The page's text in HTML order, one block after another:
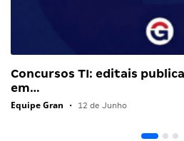
Concursos TI: editais
em…
Equipe Gran • 12 de Junho